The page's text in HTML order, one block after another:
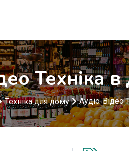
Техніка
Техніка для дому Аудіо-Відео